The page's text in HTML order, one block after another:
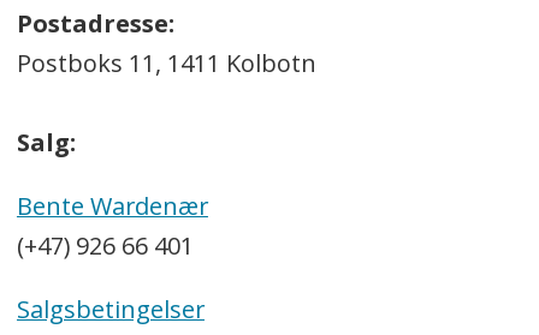
Postadresse:
Postboks 11, 1411 Kolbotn
Salg:
Bente Wardenær
(+47) 926 66 401
Salgsbetingelser